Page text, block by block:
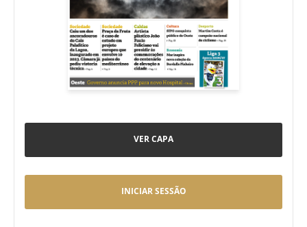
VER CAPA
INICIAR SESSÃO